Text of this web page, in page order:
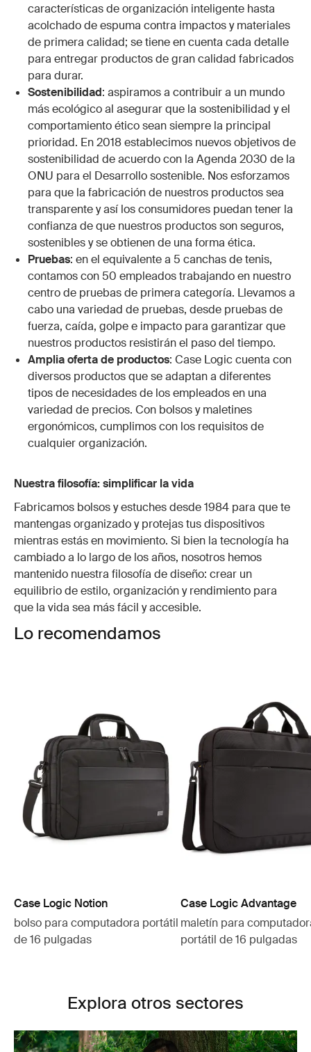
características de organización inteligente hasta
acolchado de espuma contra impactos y materiales
de primera calidad; se tiene en cuenta cada detalle
para entregar productos de gran calidad fabricados
para durar.
Sostenibilidad: aspiramos a contribuir a un mundo
más ecológico al asegurar que la sostenibilidad y el
comportamiento ético sean siempre la principal
prioridad. En 2018 establecimos nuevos objetivos de
sostenibilidad de acuerdo con la Agenda 2030 de la
ONU para el Desarrollo sostenible. Nos esforzamos
para que la fabricación de nuestros productos sea
transparente y así los consumidores puedan tener la
confianza de que nuestros productos son seguros,
sostenibles y se obtienen de una forma ética.
Pruebas: en el equivalente a 5 canchas de tenis,
contamos con 50 empleados trabajando en nuestro
centro de pruebas de primera categoría. Llevamos a
cabo una variedad de pruebas, desde pruebas de
fuerza, caída, golpe e impacto para garantizar que
nuestros productos resistirán el paso del tiempo.
Amplia oferta de productos: Case Logic cuenta con
diversos productos que se adaptan a diferentes
tipos de necesidades de los empleados en una
variedad de precios. Con bolsos y maletines
ergonómicos, cumplimos con los requisitos de
cualquier organización.
Nuestra filosofía: simplificar la vida
Fabricamos bolsos y estuches desde 1984 para que te
mantengas organizado y protejas tus dispositivos
mientras estás en movimiento. Si bien la tecnología ha
cambiado a lo largo de los años, nosotros hemos
mantenido nuestra filosofía de diseño: crear un
equilibrio de estilo, organización y rendimiento para
que la vida sea más fácil y accesible.
Lo recomendamos
Case Logic Notion
bolso para computadora portátil
de 16 pulgadas
Case Logic Advantage
maletín para
portátil de 16 pulgadas
Explora otros sectores